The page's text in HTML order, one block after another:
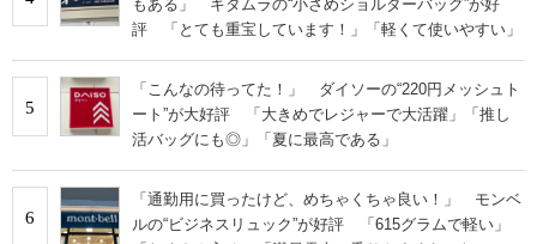
もある」 キタムラの“小さめショルダーバッグ”が好
評 「とても重宝しています！」「軽くて使いやすい」
5
「こんなの待ってた！」 ダイソーの“220円メッシュト
ート”が大好評 「大きめでレジャーで大活躍」「推し
活バッグにも◎」「夏に最高である」
6
「通勤用に買ったけど、めちゃくちゃ良い！」 モンベ
ルの“ビジネスリュック”が好評 「615グラムで軽い」